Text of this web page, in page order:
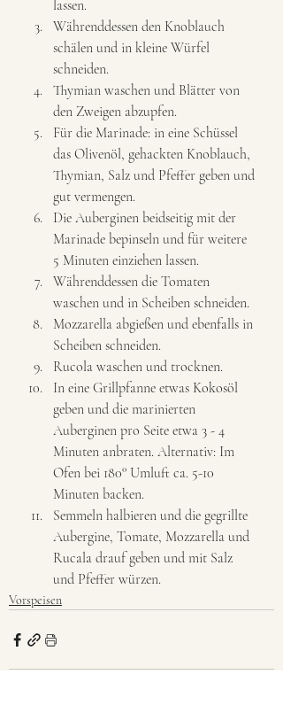
lassen.
Währenddessen den Knoblauch
schälen und in kleine Würfel
schneiden.
Thymian waschen und Blätter von
den Zweigen abzupfen.
Für die Marinade: in eine Schüssel
das Olivenöl, gehackten Knoblauch,
Thymian, Salz und Pfeffer geben und
gut vermengen.
Die Auberginen beidseitig mit der
Marinade bepinseln und für weitere
5 Minuten einziehen lassen.
Währenddessen die Tomaten
waschen und in Scheiben schneiden.
Mozzarella abgießen und ebenfalls in
Scheiben schneiden.
Rucola waschen und trocknen.
In eine Grillpfanne etwas Kokosöl
geben und die marinierten
Auberginen pro Seite etwa 3 - 4
Minuten anbraten. Alternativ: Im
Ofen bei 180° Umluft ca. 5-10
Minuten backen.
Semmeln halbieren und die gegrillte
Aubergine, Tomate, Mozzarella und
Rucala drauf geben und mit Salz
und Pfeffer würzen.
Vorspeisen